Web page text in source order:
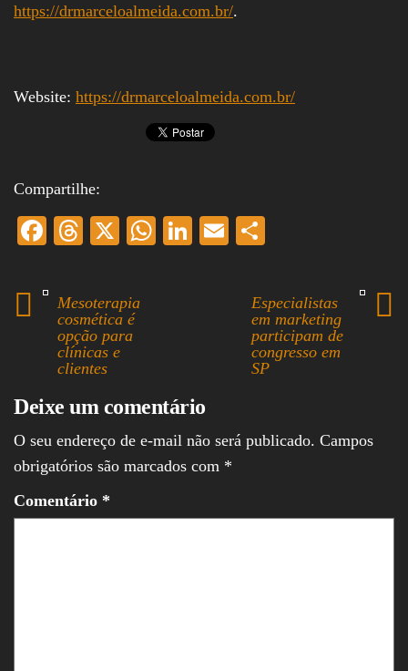
https://drmarceloalmeida.com.br/.
Website: https://drmarceloalmeida.com.br/
Compartilhe:
Fa
bo
ok
T
ds
X
W
Li
E
ail
Mesoterapia
cosmética é
opção para
clínicas e
clientes
Especialistas
em marketing
participam de
congresso em
SP
Deixe um comentário
O seu endereço de e-mail não será publicado. Campos
obrigatórios são marcados com *
Comentário *